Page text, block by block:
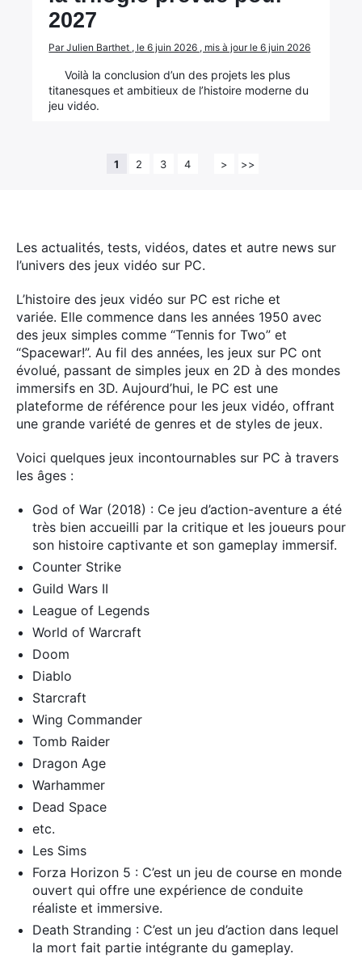
Les actualités, tests, vidéos, dates et autre news sur
l’univers des jeux vidéo sur PC.
L’histoire des jeux vidéo sur PC est riche et
variée. Elle commence dans les années 1950 avec
des jeux simples comme “Tennis for Two” et
“Spacewar!”. Au fil des années, les jeux sur PC ont
évolué, passant de simples jeux en 2D à des mondes
immersifs en 3D. Aujourd’hui, le PC est une
plateforme de référence pour les jeux vidéo, offrant
une grande variété de genres et de styles de jeux.
Voici quelques jeux incontournables sur PC à travers
les âges :
God of War (2018) : Ce jeu d’action-aventure a été
très bien accueilli par la critique et les joueurs pour
son histoire captivante et son gameplay immersif.
Counter Strike
Guild Wars II
League of Legends
World of Warcraft
Doom
Diablo
Starcraft
Wing Commander
Tomb Raider
Dragon Age
Warhammer
Dead Space
etc.
Les Sims
Forza Horizon 5 : C’est un jeu de course en monde
ouvert qui offre une expérience de conduite
réaliste et immersive.
Death Stranding : C’est un jeu d’action dans lequel
la mort fait partie intégrante du gameplay.
2027
Par Julien Barthet , le 6 juin 2026 , mis à jour le 6 juin 2026
Voilà la conclusion d’un des projets les plus
titanesques et ambitieux de l’histoire moderne du
jeu vidéo.
1 2 3 4 > >>